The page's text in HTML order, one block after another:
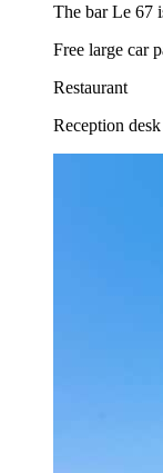
The bar Le 67
Free large car
Restaurant
Reception